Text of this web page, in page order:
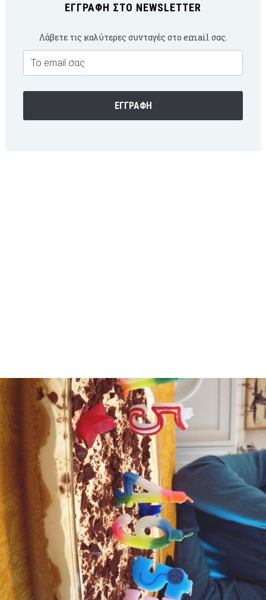
ΕΓΓΡΑΦΉ ΣΤΟ NEWSLETTER
Λάβετε τις καλύτερες συνταγές στο email σας.
Email
Subscription
ΕΓΓΡΑΦΉ